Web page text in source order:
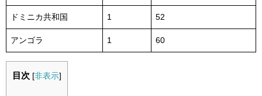
ドミニカ共和国 1 52
アンゴラ 1 60
目次 [非表示]